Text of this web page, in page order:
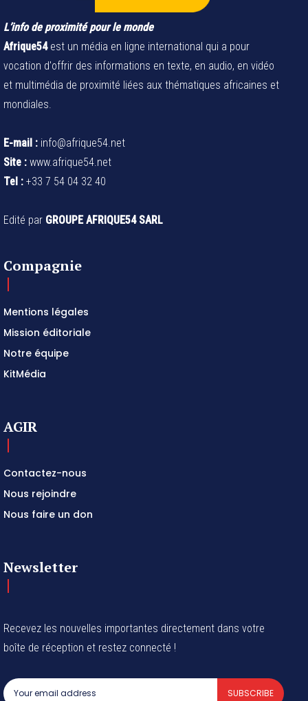
L’info de proximité pour le monde
Afrique54est un média en ligne international qui a pour
vocation d'offrir des informations en texte, en audio, en vidéo
et multimédia de proximité liées aux thématiques africaines et
mondiales.
E-mail : info@afrique54.net
Site : www.afrique54.net
Tel : +33 7 54 04 32 40
Edité par GROUPE AFRIQUE54 SARL
Compagnie
Mentions légales
Mission éditoriale
Notre équipe
KitMédia
AGIR
Contactez-nous
Nous rejoindre
Nous faire un don
Newsletter
Recevez les nouvelles importantes directement dans votre
boîte de réception et restez connecté !
SUBSCRIBE